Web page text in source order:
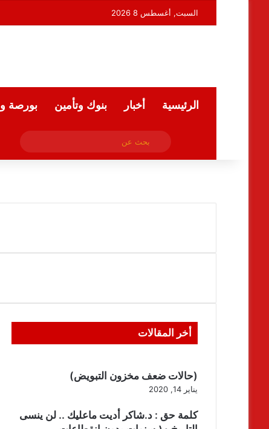
السبت, أغسطس 8 2026
الرئيسية أخبار بنوك وتأمين بورصة
فيسبوكملخص الموقع RSS
بحث
عن
أخر المقالات
(حالات ضعف مخزون التبويض)
يناير 14, 2020
كلمة حق : د.شاكر أديت ماعليك .. لن ينسى